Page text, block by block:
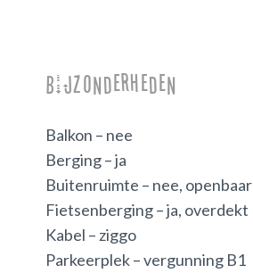
Bijzonderheden
Balkon – nee
Berging – ja
Buitenruimte – nee, openbaar
Fietsenberging – ja, overdekt
Kabel – ziggo
Parkeerplek – vergunning B1